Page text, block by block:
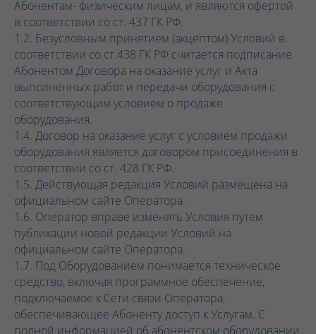
Абонентам- физическим лицам, и являются офертой
в соответствии со ст. 437 ГК РФ.
1.2. Безусловным принятием (акцептом) Условий в
соответствии со ст.438 ГК РФ считается подписание
Абонентом Договора на оказание услуг и Акта
выполненных работ и передачи оборудования с
соответствующим условием о продаже
оборудования.
1.4. Договор на оказание услуг с условием продажи
оборудования является договором присоединения в
соответствии со ст. 428 ГК РФ.
1.5. Действующая редакция Условий размещена на
официальном сайте Оператора.
1.6. Оператор вправе изменять Условия путем
публикации новой редакции Условий на
официальном сайте Оператора.
1.7. Под Оборудованием понимается техническое
средство, включая программное обеспечение,
подключаемое к Сети связи Оператора,
обеспечивающее Абоненту доступ к Услугам. С
полной информацией об абонентском оборудовании